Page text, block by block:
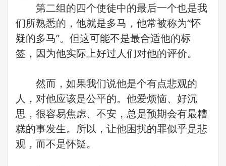
第二组的四个使徒中的最后一个也是我
们所熟悉的，他就是多马，他常被称为“怀
疑的多马”。但这可能不是最合适他的标
签，因为他实际上好过人们对他的评价。
然而，如果我们说他是个有点悲观的
人，对他应该是公平的。他爱烦恼、好沉
思，很容易焦虑、不安，总是预期会有最糟
糕的事发生。所以，让他困扰的罪似乎是悲
观，而不是怀疑。